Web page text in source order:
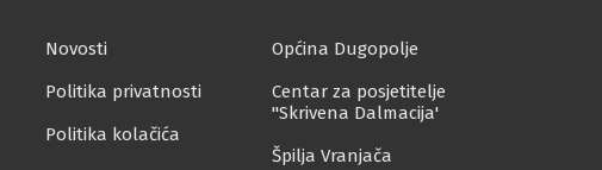
Novosti
Politika privatnosti
Politika kolačića
Općina Dugopolje
Centar za posjetitelje
''Skrivena Dalmacija'
Špilja Vranjača